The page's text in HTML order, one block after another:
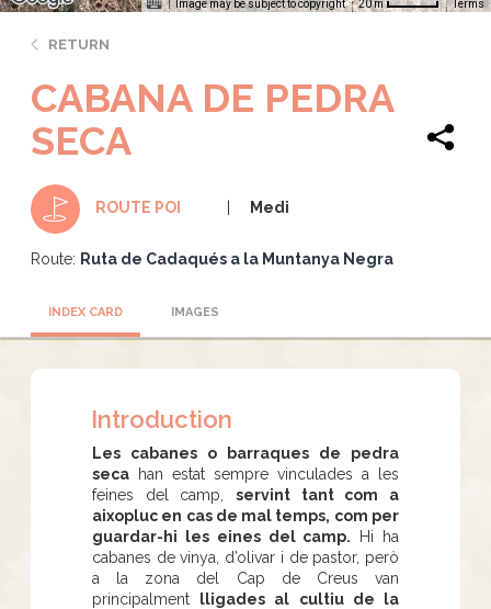
Image may be subject to copyright 20 m Terms
RETURN
CABANA DE PEDRA
SECA
ROUTE POI Medi
Route: Ruta de Cadaqués a la Muntanya Negra
INDEX CARD IMAGES
Introduction
Les cabanes o barraques de pedra
seca han estat sempre vinculades a les
feines del camp, servint tant com a
aixopluc en cas de mal temps, com per
guardar-hi les eines del camp. Hi ha
cabanes de vinya, d’olivar i de pastor, però
a la zona del Cap de Creus van
principalment
lligades al cultiu de la